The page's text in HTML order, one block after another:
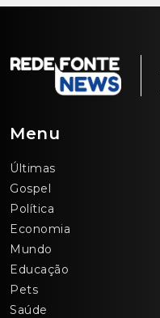
Menu
Últimas
Gospel
Política
Economia
Mundo
Educação
Pets
Saúde